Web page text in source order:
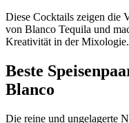
Diese Cocktails zeigen die
von Blanco Tequila und
Kreativität in der Mixologie.
Beste
Blanco
Die reine und ungelagerte